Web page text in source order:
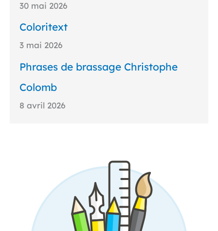
30 mai 2026
Coloritext
3 mai 2026
Phrases de brassage Christophe
Colomb
8 avril 2026